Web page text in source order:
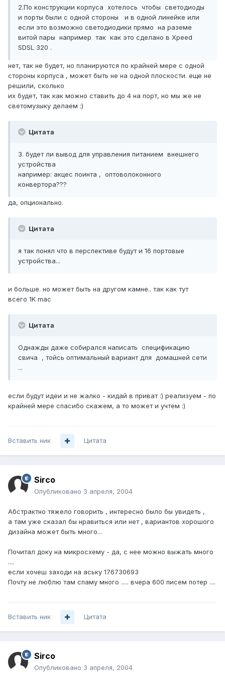
2.По конструкции корпуса хотелось чтобы светодиоды
и порты были с одной стороны и в одной линейке или
если это возможно светодиодики прямо на раземе
витой пары например так как это сделано в Xpeed
SDSL 320 .
нет, так не будет, но планируются по крайней мере с одной
стороны корпуса , может быть не на одной плоскости. еще не
решили, сколько
их будет, так как можно ставить до 4 на порт, но мы же не
светомузыку делаем :)
Цитата
3. будет ли вывод для управления питанием внешнего
устройства
например: акцес поинта , оптоволоконного
конвертора???
да, опционально.
Цитата
я так понял что в перспективе будут и 16 портовые
устройства...
и больше. но может быть на другом камне.. так как тут
всего 1K mac
Цитата
Однажды даже собирался написать спецификацию
свича , тойсь оптимальный вариант для домашней сети
...
если будут идеи и не жалко - кидай в приват :) реализуем - по
крайней мере спасибо скажем, а то может и учтем :)
Вставить ник Цитата
Sirco
Опубликовано 3 апреля, 2004
Абстрактно тяжело говорить , интересно было бы увидеть ,
а там уже сказал бы нравиться или нет , вариантов хорошого
дизайна может быть много...
Почитал доку на микросхему - да, с нее можно выжать много
....
если хочеш заходи на аську 176730693
Почту не люблю там спаму много ..... вчера 600 писем потер ....
Вставить ник Цитата
Sirco
Опубликовано 3 апреля, 2004